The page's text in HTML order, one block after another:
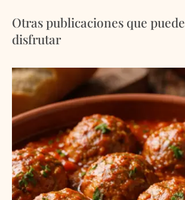
Otras publicaciones que puede
disfrutar